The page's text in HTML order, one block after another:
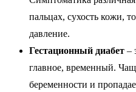
пальцах, сухость кожи,
давление.
Гестационный диабет –
главное, временный.
беременности и